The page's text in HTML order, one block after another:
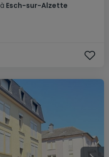
à Esch-sur-Alzette